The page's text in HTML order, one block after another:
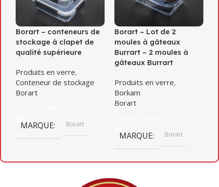
Borart – conteneurs de
stockage à clapet de
qualité supérieure
Produits en verre,
Conteneur de stockage
Borart
MARQUE Borart
Borart – Lot de 2
moules à gâteaux
Burrart – 2 moules à
gâteaux Burrart
Produits en verre,
Borkam
Borart
MARQUE Borart